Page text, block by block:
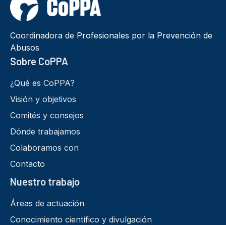
Coordinadora de Profesionales por la Prevención de
Abusos
Sobre CoPPA
¿Qué es CoPPA?
Visión y objetivos
Comités y consejos
Dónde trabajamos
Colaboramos con
Contacto
Nuestro trabajo
Áreas de actuación
Conocimiento científico y divulgación